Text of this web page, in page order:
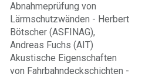
Abnahmeprüfung von
Lärmschutzwänden - Herbert
Bötscher (ASFINAG),
Andreas Fuchs (AIT)
Akustische Eigenschaften
von Fahrbahndeckschichten -